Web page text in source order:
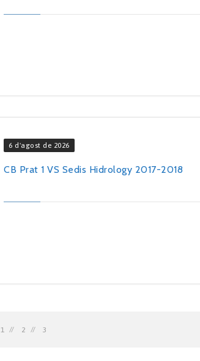
6 d'agost de 2026
CB Prat 1 VS Sedis Hidrology 2017-2018
1 2 3